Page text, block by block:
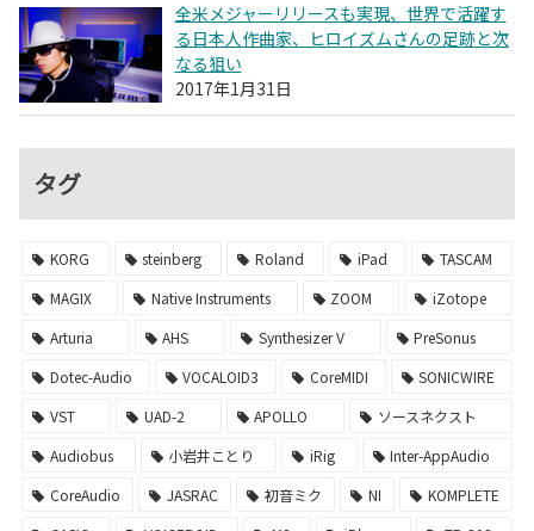
全米メジャーリリースも実現、世界で活躍す
る日本人作曲家、ヒロイズムさんの足跡と次
なる狙い
2017年1月31日
タグ
KORG steinberg Roland iPad
TASCAM
MAGIX
Native Instruments ZOOM
iZotope
Arturia
AHS Synthesizer V
PreSonus
Dotec-Audio
VOCALOID3 CoreMIDI
SONICWIRE
VST
UAD-2 APOLLO
ソースネクスト
Audiobus
小岩井ことり iRig
Inter-AppAudio
CoreAudio
JASRAC 初音ミク NI
KOMPLETE